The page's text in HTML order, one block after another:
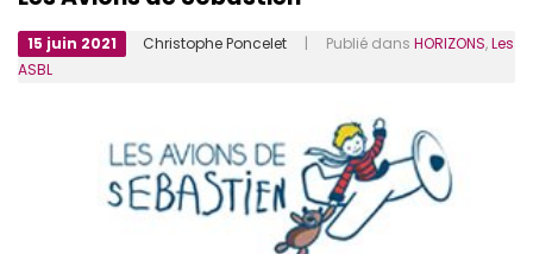
15 juin 2021 Christophe Poncelet | Publié dans HORIZONS,Les
ASBL